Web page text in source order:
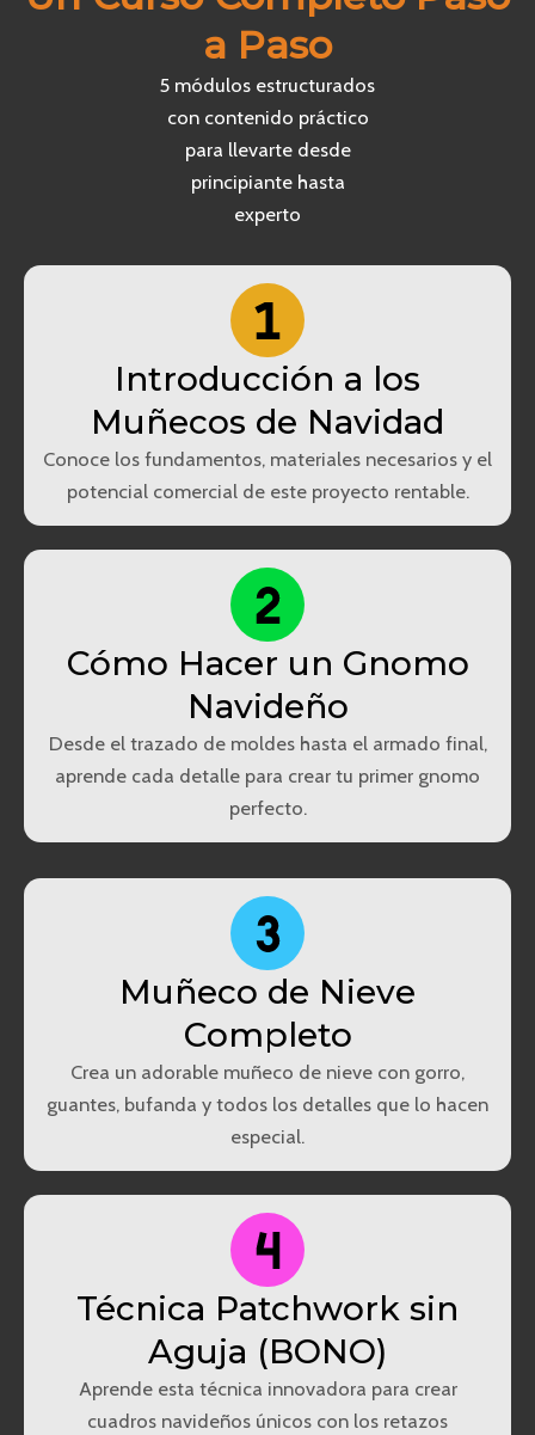
a Paso
5 módulos estructurados
con contenido práctico
para llevarte desde
principiante hasta
experto
Introducción a los
Muñecos de Navidad
Conoce los fundamentos, materiales necesarios y el
potencial comercial de este proyecto rentable.
Cómo Hacer un Gnomo
Navideño
Desde el trazado de moldes hasta el armado final,
aprende cada detalle para crear tu primer gnomo
perfecto.
Muñeco de Nieve
Completo
Crea un adorable muñeco de nieve con gorro,
guantes, bufanda y todos los detalles que lo hacen
especial.
Técnica Patchwork sin
Aguja (BONO)
Aprende esta técnica innovadora para crear
cuadros navideños únicos con los retazos